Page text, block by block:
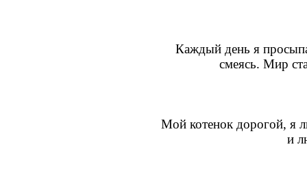
Каждый день я
смеясь. Мир
Мой котенок дорогой, я
и